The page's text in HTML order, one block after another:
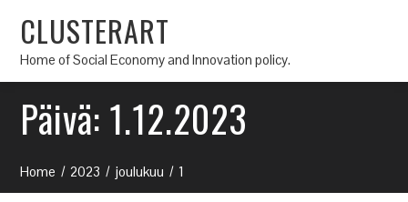
CLUSTERART
Home of Social Economy and Innovation policy.
Päivä: 1.12.2023
Home 2023 joulukuu 1